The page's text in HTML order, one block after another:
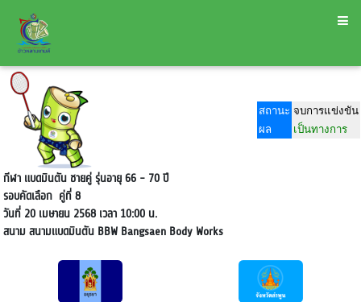
สถานะ จบการแข่งขัน
ผล
เป็นทางการ
กีฬา แบดมินตัน ชายคู่ รุ่นอายุ 66 - 70 ปี
รอบคัดเลือกคู่ที่ 8
วันที่ 20 เมษายน 2568 เวลา 10:00 น.
สนามสนามแบดมินตัน BBW Bangsaen Body Works